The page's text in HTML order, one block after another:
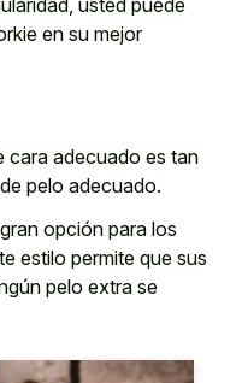
en su mejor
cara adecuado es tan
pelo adecuado.
opción para los
estilo permite que sus
pelo extra se